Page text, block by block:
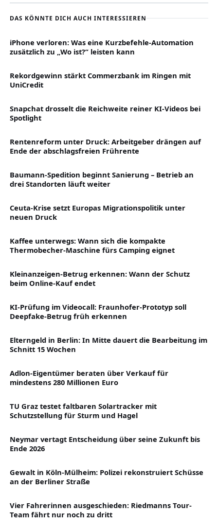
DAS KÖNNTE DICH AUCH INTERESSIEREN
iPhone verloren: Was eine Kurzbefehle-Automation
zusätzlich zu „Wo ist?“ leisten kann
Rekordgewinn stärkt Commerzbank im Ringen mit
UniCredit
Snapchat drosselt die Reichweite reiner KI-Videos bei
Spotlight
Rentenreform unter Druck: Arbeitgeber drängen auf
Ende der abschlagsfreien Frührente
Baumann-Spedition beginnt Sanierung – Betrieb an
drei Standorten läuft weiter
Ceuta-Krise setzt Europas Migrationspolitik unter
neuen Druck
Kaffee unterwegs: Wann sich die kompakte
Thermobecher-Maschine fürs Camping eignet
Kleinanzeigen-Betrug erkennen: Wann der Schutz
beim Online-Kauf endet
KI-Prüfung im Videocall: Fraunhofer-Prototyp soll
Deepfake-Betrug früh erkennen
Elterngeld in Berlin: In Mitte dauert die Bearbeitung im
Schnitt 15 Wochen
Adlon-Eigentümer beraten über Verkauf für
mindestens 280 Millionen Euro
TU Graz testet faltbaren Solartracker mit
Schutzstellung für Sturm und Hagel
Neymar vertagt Entscheidung über seine Zukunft bis
Ende 2026
Gewalt in Köln-Mülheim: Polizei rekonstruiert Schüsse
an der Berliner Straße
Vier Fahrerinnen ausgeschieden: Riedmanns Tour-
Team fährt nur noch zu dritt